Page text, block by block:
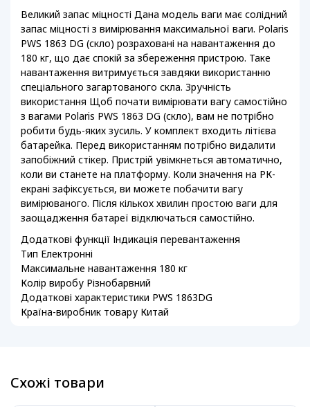
Великий запас міцності Дана модель ваги має солідний
запас міцності з вимірювання максимальної ваги. Polaris
PWS 1863 DG (скло) розраховані на навантаження до
180 кг, що дає спокій за збереження пристрою. Таке
навантаження витримується завдяки використанню
спеціального загартованого скла. Зручність
використання Щоб почати вимірювати вагу самостійно
з вагами Polaris PWS 1863 DG (скло), вам не потрібно
робити будь-яких зусиль. У комплект входить літієва
батарейка. Перед використанням потрібно видалити
запобіжний стікер. Пристрій увімкнеться автоматично,
коли ви станете на платформу. Коли значення на РК-
екрані зафіксується, ви можете побачити вагу
вимірюваного. Після кількох хвилин простою ваги для
заощадження батареї відключаться самостійно.
Додаткові функції Індикація перевантаження
Тип Електронні
Максимальне навантаження 180 кг
Колір виробу Різнобарвний
Додаткові характеристики PWS 1863DG
Країна-виробник товару Китай
Схожі товари